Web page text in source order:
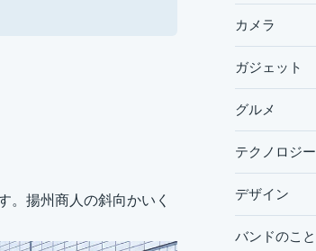
。揚州商人の斜向かいく
カメラ
ガジェット
グルメ
テクノロジー
デザイン
バンドのこと